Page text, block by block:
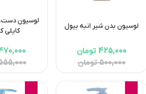
لوسیون بدن شیر انبه بیول
425,000 تومان
500,000 تومان
لوسیون
کایلی
470,000
555,000
16%